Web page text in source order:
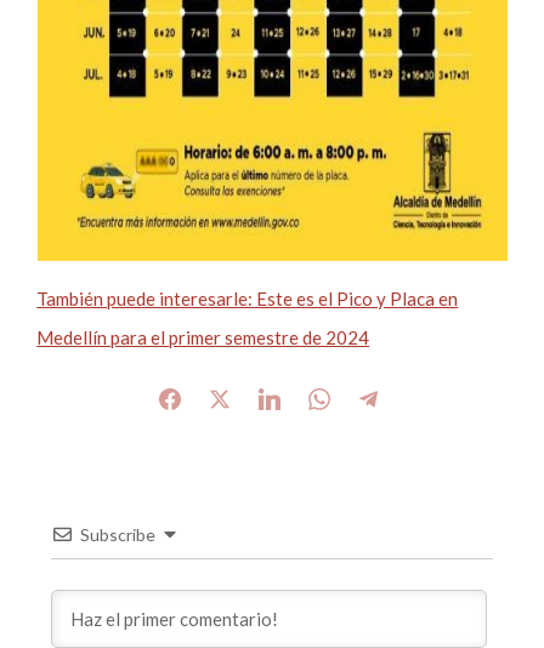
También puede interesarle: Este es el Pico y Placa en
Medellín para el primer semestre de 2024
Subscribe